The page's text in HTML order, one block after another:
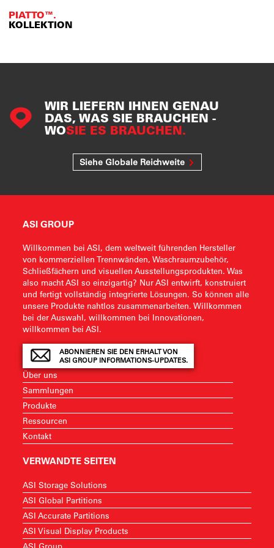
PIATTO™.
KOLLEKTION
WIR LIEFERN IHNEN GENAU
DAS, WAS SIE BRAUCHEN -
WOSIE ES BRAUCHEN.
Siehe Globale Reichweite
ASI GROUP
Willkommen bei ASI, dem weltweit führenden Hersteller
von kommerziellen Trennwänden, Waschraumzubehör,
Schließfächern und visuellen Ausstellungsprodukten. Was
also macht ASI so einzigartig? Nur ASI entwirft, konstruiert
und fertigt vollständig integrierte Lösungen. So können alle
unsere Produkte nahtlos zusammenarbeiten. Willkommen
bei der Auswahl, willkommen bei Innovationen,
willkommen bei ASI.
ABONNIEREN SIE DEN ERHALT VON
ASI GROUP INFORMATIONS-UPDATES.
Über uns
Sammlungen
Produkte
Ressourcen
Kontakt
VERWANDTE SEITEN
ASI Storage Solutions
ASI Global Partitions
ASI Accurate Partitions
ASI Visual Display Products
ASI Group